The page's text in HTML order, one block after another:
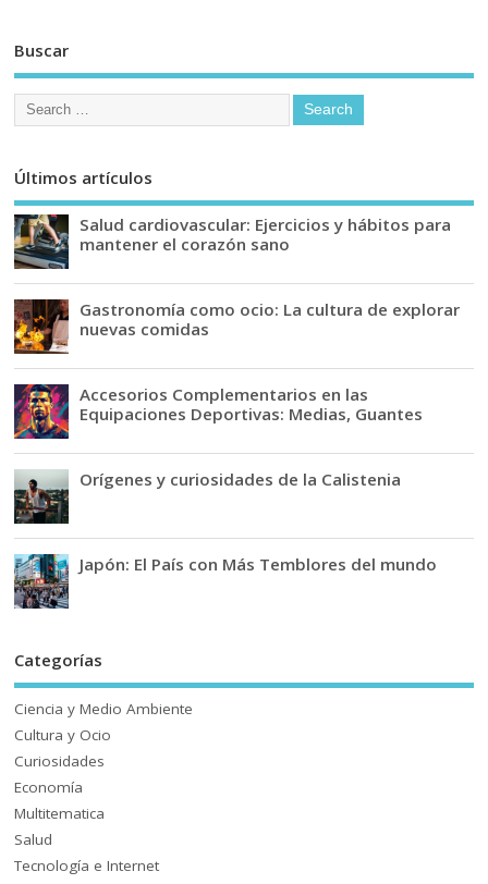
Buscar
Últimos artículos
Salud cardiovascular: Ejercicios y hábitos para
mantener el corazón sano
Gastronomía como ocio: La cultura de explorar
nuevas comidas
Accesorios Complementarios en las
Equipaciones Deportivas: Medias, Guantes
Orígenes y curiosidades de la Calistenia
Japón: El País con Más Temblores del mundo
Categorías
Ciencia y Medio Ambiente
Cultura y Ocio
Curiosidades
Economía
Multitematica
Salud
Tecnología e Internet